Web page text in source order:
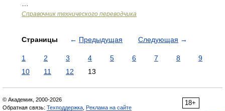
Справочник технического переводчика
Страницы ← Предыдущая Следующая →
1 2 3 4 5 6 7 8
9
10
11 12 13
18+
© Академик, 2000-2026
Обратная связь: Техподдержка Реклама на сайте